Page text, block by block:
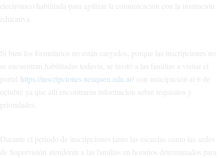
electrónico habilitada para agilizar la comunicación con la institución
educativa.
Si bien los formularios no están cargados, porque las inscripciones no
se encuentran habilitadas todavía, se invitó a las familias a visitar el
portal https://inscripciones.neuquen.edu.ar/ con anticipación al 6 de
octubre ya que allí encontrarán información sobre requisitos y
prioridades.
Durante el periodo de inscripciones tanto las escuelas como las sedes
de Supervisión atenderán a las familias en horarios determinados para